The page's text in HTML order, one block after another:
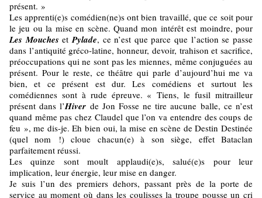
présent. »
Les apprenti(e)s comédien(ne)s ont bien travaillé, que ce soit pour
le jeu ou la mise en scène. Quand mon intérêt est moindre, pour
Les MouchesetPylade, ce n’est que parce que l’action se passe
dans l’antiquité gréco-latine, honneur, devoir, trahison et sacrifice,
préoccupations qui ne sont pas les miennes, même conjuguées au
présent. Pour le reste, ce théâtre qui parle d’aujourd’hui me va
bien, et ce présent est dur. Les comédiens et surtout les
comédiennes sont à rude épreuve. « Tiens, le fusil mitrailleur
présent dans l’Hiver de Jon Fosse ne tire aucune balle, ce n’est
quand même pas chez Claudel que l’on va entendre des coups de
feu », me dis-je. Eh bien oui, la mise en scène de Destin Destinée
(quel nom !) cloue chacun(e) à son siège, effet Bataclan
parfaitement réussi.
Les quinze sont moult applaudi(e)s, salué(e)s pour leur
implication, leur énergie, leur mise en danger.
Je suis l’un des premiers dehors, passant près de la porte de
service au moment où dans les coulisses la troupe pousse un cri